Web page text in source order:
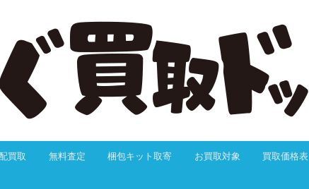
買取は つりぐ買取ドットJP
の無料サービス、送料無料、大歓迎でお買取します。迅速なお振込で
ートも充実しています。
買取 無料査定 梱包キット取寄 お買取対象 買取価格表